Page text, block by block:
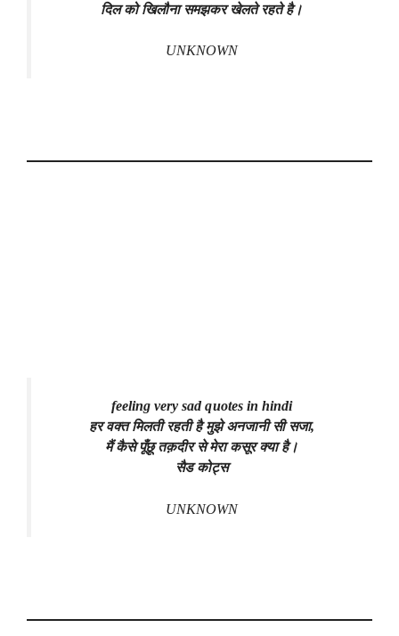
दिल को खिलौना समझकर खेलते रहते है।
UNKNOWN
feeling very sad quotes in hindi
हर वक्त मिलती रहती है मुझे अनजानी सी सजा,
मैं कैसे पूँछू तक़दीर से मेरा कसूर क्या है।
सैड कोट्स
UNKNOWN